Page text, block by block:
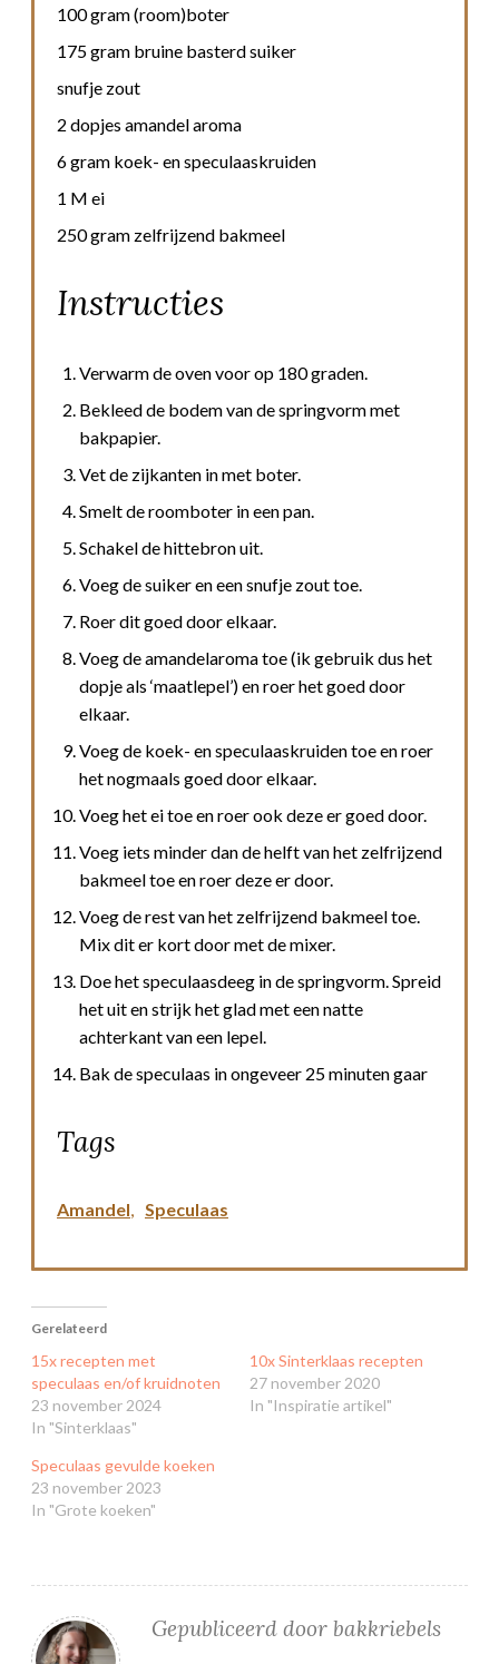
100 gram (room)boter
175 gram bruine basterd suiker
snufje zout
2 dopjes amandel aroma
6 gram koek- en speculaaskruiden
1 M ei
250 gram zelfrijzend bakmeel
Instructies
Verwarm de oven voor op 180 graden.
Bekleed de bodem van de springvorm met
bakpapier.
Vet de zijkanten in met boter.
Smelt de roomboter in een pan.
Schakel de hittebron uit.
Voeg de suiker en een snufje zout toe.
Roer dit goed door elkaar.
Voeg de amandelaroma toe (ik gebruik dus het
dopje als ‘maatlepel’) en roer het goed door
elkaar.
Voeg de koek- en speculaaskruiden toe en roer
het nogmaals goed door elkaar.
Voeg het ei toe en roer ook deze er goed door.
Voeg iets minder dan de helft van het zelfrijzend
bakmeel toe en roer deze er door.
Voeg de rest van het zelfrijzend bakmeel toe.
Mix dit er kort door met de mixer.
Doe het speculaasdeeg in de springvorm. Spreid
het uit en strijk het glad met een natte
achterkant van een lepel.
Bak de speculaas in ongeveer 25 minuten gaar
Tags
Amandel, Speculaas
Gerelateerd
15x recepten met
speculaas en/of kruidnoten
23 november 2024
In "Sinterklaas"
10x Sinterklaas recepten
27 november 2020
In "Inspiratie artikel"
Speculaas gevulde koeken
23 november 2023
In "Grote koeken"
Gepubliceerd door bakkriebels